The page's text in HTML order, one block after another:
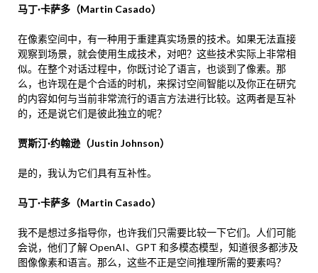
马丁·卡萨多（Martin Casado）
在像素空间中，有一种用于重建真实场景的技术。如果无法直接
观察到场景，就会使用生成技术，对吧？这些技术实际上非常相
似。在整个对话过程中，你既讨论了语言，也谈到了像素。那
么，也许现在是个合适的时机，来探讨空间智能以及你正在研究
的内容如何与当前非常流行的语言方法进行比较。这两者是互补
的，还是说它们是彼此独立的呢？
贾斯汀·约翰逊（Justin Johnson）
是的，我认为它们具有互补性。
马丁·卡萨多（Martin Casado）
我不是想过多指导你，也许我们只需要比较一下它们。人们可能
会说，他们了解 OpenAI、GPT 和多模态模型，知道很多都涉及
图像像素和语言。那么，这些不正是空间推理所需的要素吗？